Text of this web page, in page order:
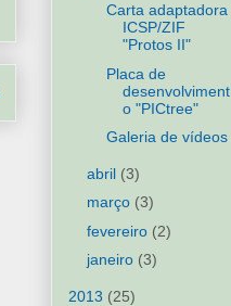
Carta adaptadora
ICSP/ZIF
"Protos II"
Placa de
desenvolviment
o "PICtree"
Galeria de vídeos
abril (3)
março (3)
fevereiro (2)
janeiro (3)
2013 (25)